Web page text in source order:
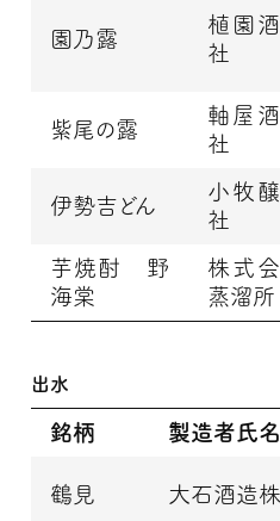
園乃露
植園
社
紫尾の露
軸屋
社
伊勢吉どん
小牧
社
芋焼酎 野
海棠
株式
蒸溜所
出水
銘柄 製造者氏
鶴見 大石酒造